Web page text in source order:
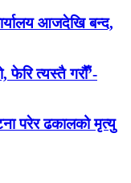
आजदेखि बन्द,
फेरि त्यस्तै गरौँ’-
परेर ढकालको मृत्यु